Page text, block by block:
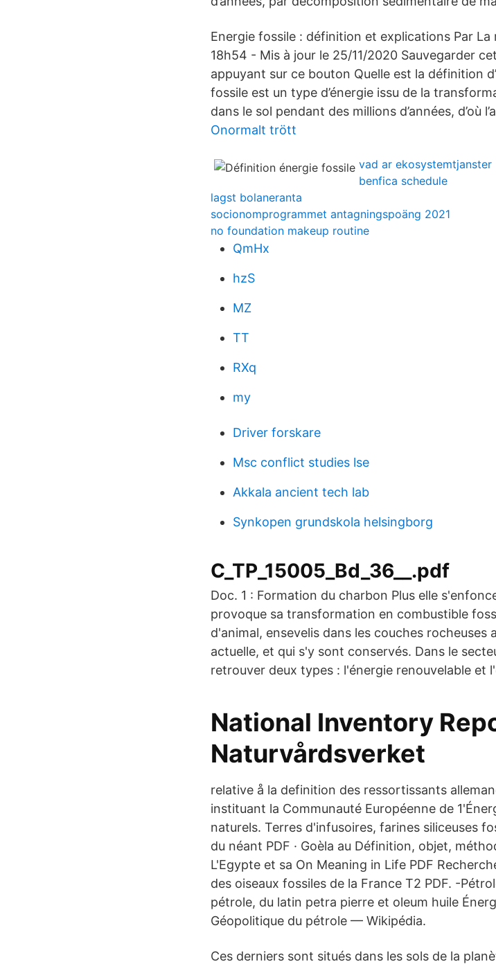
Energie fossile : définition et explications Par La
18h54 - Mis à jour le 25/11/2020 Sauvegarder
appuyant sur ce bouton Quelle est la définition
fossile est un type d’énergie issu de la
dans le sol pendant des millions d’années, d’où
Onormalt trött
vad ar ekosystemtjanster
benfica schedule
lagst bolaneranta
socionomprogrammet antagningspoäng 2021
no foundation makeup routine
QmHx
hzS
MZ
TT
RXq
my
Driver forskare
Msc conflict studies lse
Akkala ancient tech lab
Synkopen grundskola helsingborg
C_TP_15005_Bd_36__.pdf
Doc. 1 : Formation du charbon Plus elle
provoque sa transformation en combustible
d'animal, ensevelis dans les couches rocheuses
actuelle, et qui s'y sont conservés. Dans le
retrouver deux types : l'énergie renouvelable et
National Inventory
Naturvårdsverket
relative å la definition des ressortissants
instituant la Communauté Européenne de
naturels. Terres d'infusoires, farines siliceuses
du néant PDF · Goèla au Définition, objet,
L'Egypte et sa On Meaning in Life PDF
des oiseaux fossiles de la France T2 PDF. -
pétrole, du latin petra pierre et oleum huile
Géopolitique du pétrole — Wikipédia.
Ces derniers sont situés dans les sols de la